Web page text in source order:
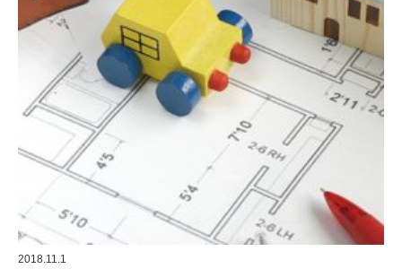
2018.11.1